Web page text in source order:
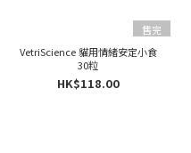
售完
VetriScience 貓用情緒安定小食
30粒
HK$118.00